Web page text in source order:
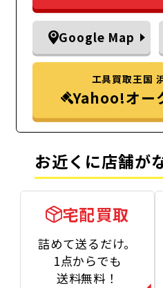
Google Map
工具買取王国
Yahoo!オー
お近くに店舗が
宅配買取
詰めて送るだけ。
1点からでも
送料無料！